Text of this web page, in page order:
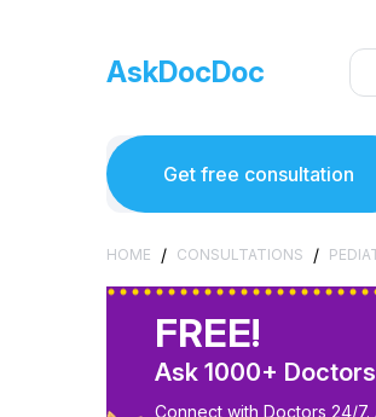
AskDocDoc
Get free consultation
HOME / CONSULTATIONS /
FREE!
Ask 1000+
Connect with Doctors 24/